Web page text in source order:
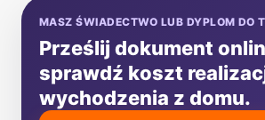
MASZ ŚWIADECTWO LUB DYPLOM DO
Prześlij dokument
sprawdź koszt
wychodzenia z domu.